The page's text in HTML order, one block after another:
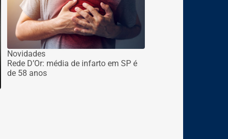
Novidades
Rede D’Or: média de infarto em SP é
de 58 anos